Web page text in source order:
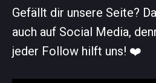
Gefällt dir unsere Seite?
auch auf Social Media,
jeder Follow hilft uns! ❤️️